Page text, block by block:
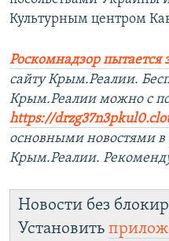
Культурным центром
Роскомнадзор пытается
сайту Крым.Реалии.
Крым.Реалии можно с
https://
основными новостями в
Крым.Реалии.
Новости без
Установить